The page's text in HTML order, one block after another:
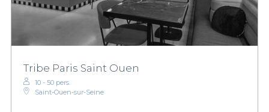
Tribe Paris Saint Ouen
10 - 50 pers.
Saint-Ouen-sur-Seine